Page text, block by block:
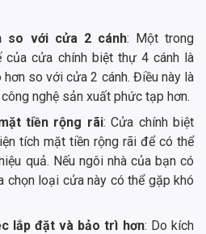
so với cửa 2 cánh: Một trong
của cửa chính biệt thự 4 cánh là
so với cửa 2 cánh. Điều này là
nghệ sản xuất phức tạp hơn.
tiền rộng rãi: Cửa chính biệt
tích mặt tiền rộng rãi để có thể
quả. Nếu ngôi nhà của bạn có
chọn loại cửa này có thể gặp khó
lắp đặt và bảo trì hơn: Do kích